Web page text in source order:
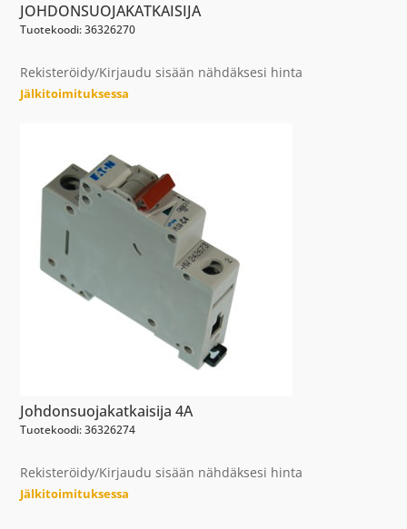
JOHDONSUOJAKATKAISIJA
Tuotekoodi: 36326270
Rekisteröidy/Kirjaudu sisään nähdäksesi hinta
Jälkitoimituksessa
Johdonsuojakatkaisija 4A
Tuotekoodi: 36326274
Rekisteröidy/Kirjaudu sisään nähdäksesi hinta
Jälkitoimituksessa